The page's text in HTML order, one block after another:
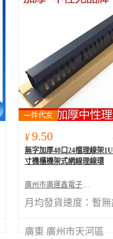
¥ 9.50
無字加厚48口24檔理線架
寸機櫃機架式網線理線環
廣州市廣運鑫電子科技有限公司
月均發貨速度： 暫
廣東 廣州市天河區